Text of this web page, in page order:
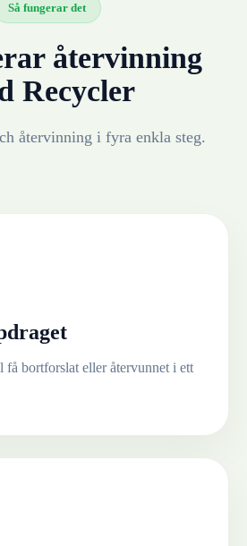
Så fungerar det
återvinning
Recycler
återvinning i fyra enkla steg.
bortforslat eller återvunnet i ett